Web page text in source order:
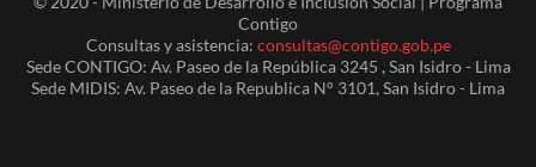
Contigo
Consultas y asistencia: consultas@contigo.gob.pe
Sede CONTIGO: Av. Paseo de la República 3245 , San Isidro - Lima
Sede MIDIS: Av. Paseo de la Republica N° 3101, San Isidro - Lima